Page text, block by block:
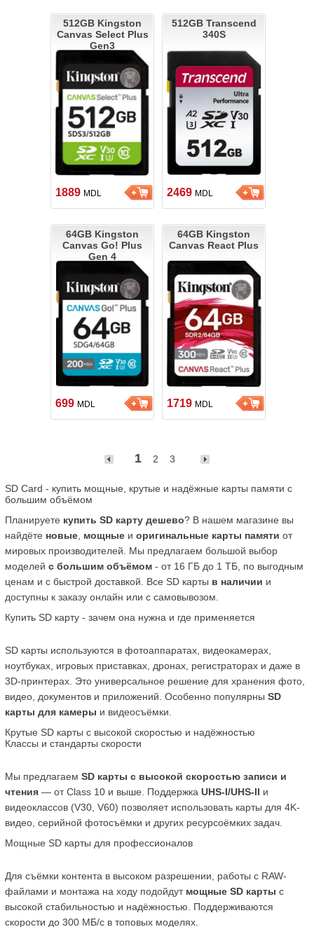
512GB Kingston
Canvas Select Plus
Gen3
1889 MDL
512GB Transcend
340S
2469 MDL
64GB Kingston
Canvas Go! Plus
Gen 4
699 MDL
64GB Kingston
Canvas React Plus
1719 MDL
1 2 3
SD Card - купить мощные, крутые и надёжные карты памяти с
большим объёмом
Планируете купить SD карту дешево? В нашем магазине вы
найдёте новые мощные и оригинальные карты памяти от
мировых производителей. Мы предлагаем большой выбор
моделей с большим объёмом - от 16 ГБ до 1 ТБ, по выгодным
ценам и с быстрой доставкой. Все SD карты в наличии и
доступны к заказу онлайн или с самовывозом.
Купить SD карту - зачем она нужна и где применяется
SD карты используются в фотоаппаратах, видеокамерах,
ноутбуках, игровых приставках, дронах, регистраторах и даже в
3D-принтерах. Это универсальное решение для хранения фото,
видео, документов и приложений. Особенно популярны SD
карты для камеры и видеосъёмки.
Крутые SD карты с высокой скоростью и надёжностью
Классы и стандарты скорости
Мы предлагаем SD карты с высокой скоростью записи и
чтения — от Class 10 и выше. Поддержка UHS-I/UHS-II и
видеоклассов (V30, V60) позволяет использовать карты для 4K-
видео, серийной фотосъёмки и других ресурсоёмких задач.
Мощные SD карты для профессионалов
Для съёмки контента в высоком разрешении, работы с RAW-
файлами и монтажа на ходу подойдут мощные SD карты с
высокой стабильностью и надёжностью. Поддерживаются
скорости до 300 МБ/с в топовых моделях.